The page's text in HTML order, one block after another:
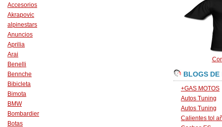
Accesorios
Akrapovic
alpinestars
Anuncios
Aprilia
Arai
Benelli
Bennche
Bibicleta
Bimota
BMW
Bombardier
Botas
BLOGS DE
+GAS MOTOS
Autos Tuning
Autos Tuning
Calientes tol